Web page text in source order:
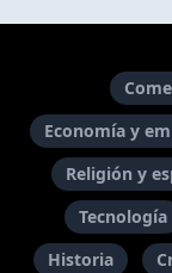
Economía y
Religión y
Tecnología
Historia